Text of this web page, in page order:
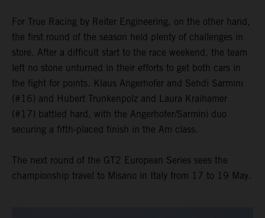
For True Racing by Reiter Engineering, on the other hand,
the first round of the season held plenty of challenges in
store. After a difficult start to the race weekend, the team
left no stone unturned in their efforts to get both cars in
the fight for points. Klaus Angerhofer and Sehdi Sarmini
(#16) and Hubert Trunkenpolz and Laura Kraihamer
(#17) battled hard, with the Angerhofer/Sarmini duo
securing a fifth-placed finish in the Am class.
The next round of the GT2 European Series sees the
championship travel to Misano in Italy from 17 to 19 May.